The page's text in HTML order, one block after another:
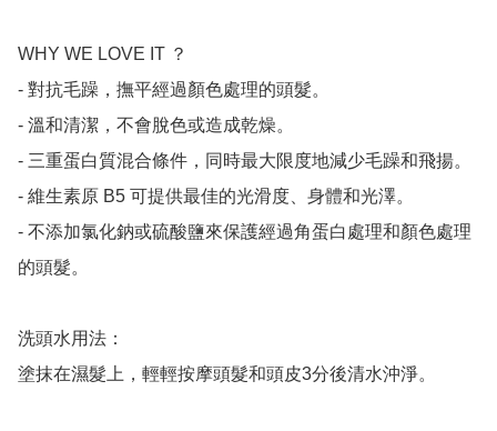
WHY WE LOVE IT ？
- 對抗毛躁，撫平經過顏色處理的頭髮。
- 溫和清潔，不會脫色或造成乾燥。
- 三重蛋白質混合條件，同時最大限度地減少毛躁和飛揚。
- 維生素原 B5 可提供最佳的光滑度、身體和光澤。
- 不添加氯化鈉或硫酸鹽來保護經過角蛋白處理和顏色處理
的頭髮。
洗頭水用法：
塗抹在濕髮上，輕輕按摩頭髮和頭皮3分後清水沖淨。